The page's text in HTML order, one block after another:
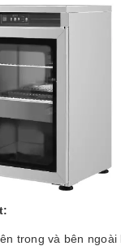
trong và bên ngoài